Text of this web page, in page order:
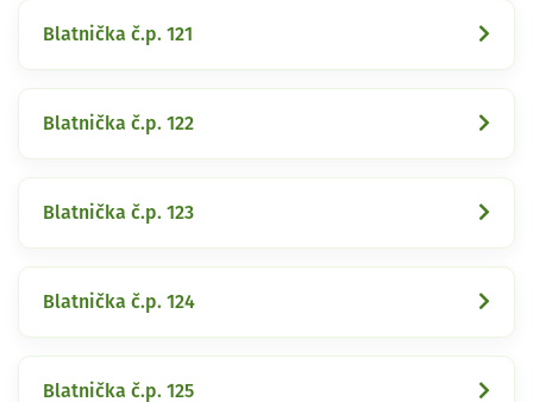
Blatnička č.p. 121
Blatnička č.p. 122
Blatnička č.p. 123
Blatnička č.p. 124
Blatnička č.p. 125